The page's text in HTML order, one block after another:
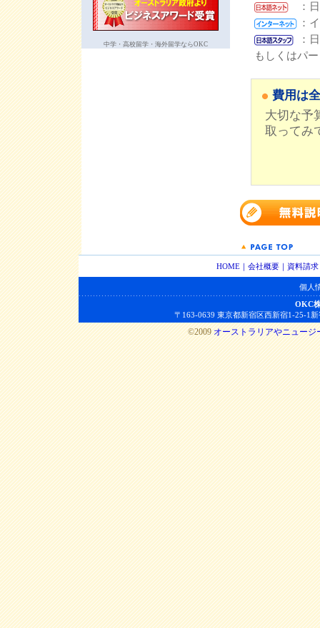
：
：
：
もしくはパ
費用は
大切な予
取ってみ
中学・高校留学・海外留学ならOKC
HOME ｜ 会社概要 ｜ 資料請求
個人
OKC
〒163-0639 東京都新宿区西新宿1-25-1
©2009オーストラリアやニュージ